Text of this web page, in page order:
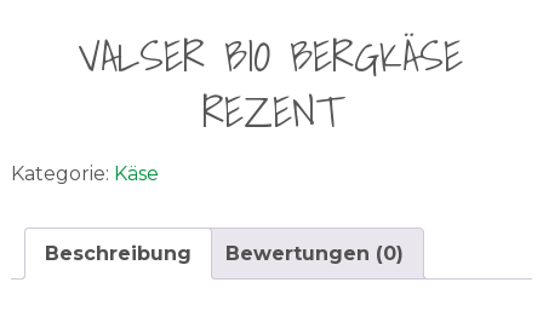
VALSER BIO BERGKÄSE
REZENT
Kategorie: Käse
Beschreibung Bewertungen (0)